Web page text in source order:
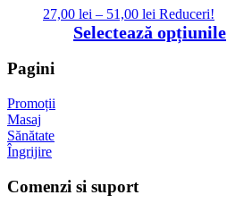
27,00 lei – 51,00 lei Interval
de
prețuri:
Reduceri!
Selectează opțiunile
Pagini
Promoții
Masaj
Sănătate
Îngrijire
Comenzi si suport